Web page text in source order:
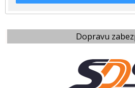
Dopravu